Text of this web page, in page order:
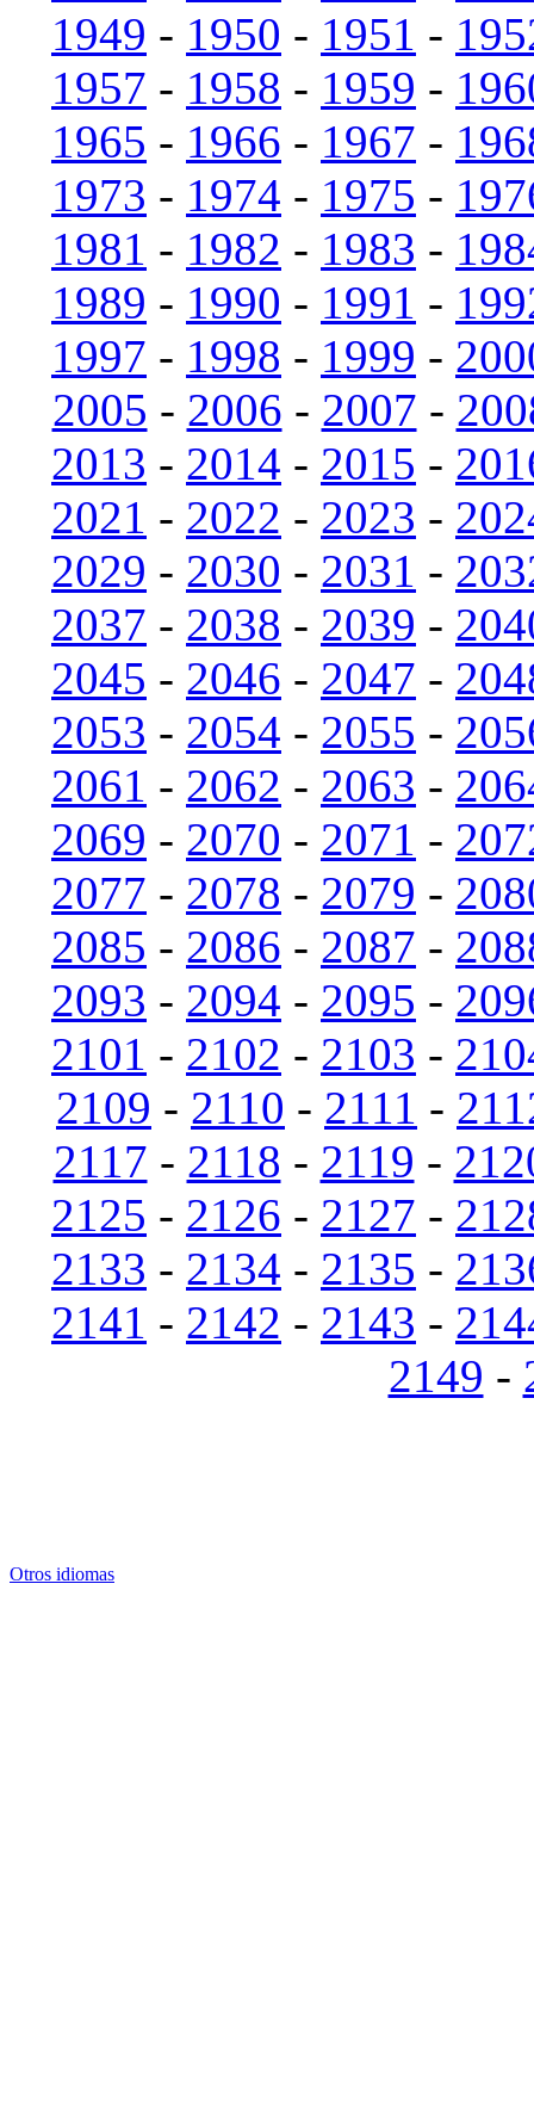
1949 - 1950 - 1951 -
1957 - 1958 - 1959 -
1965 - 1966 - 1967 -
1973 - 1974 - 1975 -
1981 - 1982 - 1983 -
1989 - 1990 - 1991 -
1997 - 1998 - 1999 -
2005 - 2006 - 2007 -
2013 - 2014 - 2015 -
2021 - 2022 - 2023 -
2029 - 2030 - 2031 -
2037 - 2038 - 2039 -
2045 - 2046 - 2047 -
2053 - 2054 - 2055 -
2061 - 2062 - 2063 -
2069 - 2070 - 2071 -
2077 - 2078 - 2079 -
2085 - 2086 - 2087 -
2093 - 2094 - 2095 -
2101 - 2102 - 2103 -
2109 - 2110 - 2111 -
2117 - 2118 - 2119 -
2125 - 2126 - 2127 -
2133 - 2134 - 2135 -
2141 - 2142 - 2143 -
2149 -
Otros idiomas